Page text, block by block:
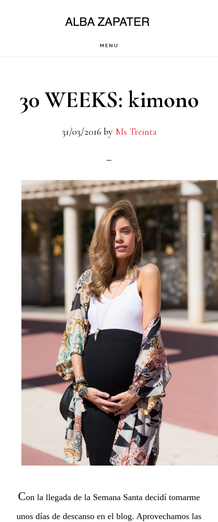
MENU
30 WEEKS: kimono
31/03/2016 by Ms Treinta
Con la llegada de la Semana Santa decidí tomarme
unos días de descanso en el blog. Aprovechamos las